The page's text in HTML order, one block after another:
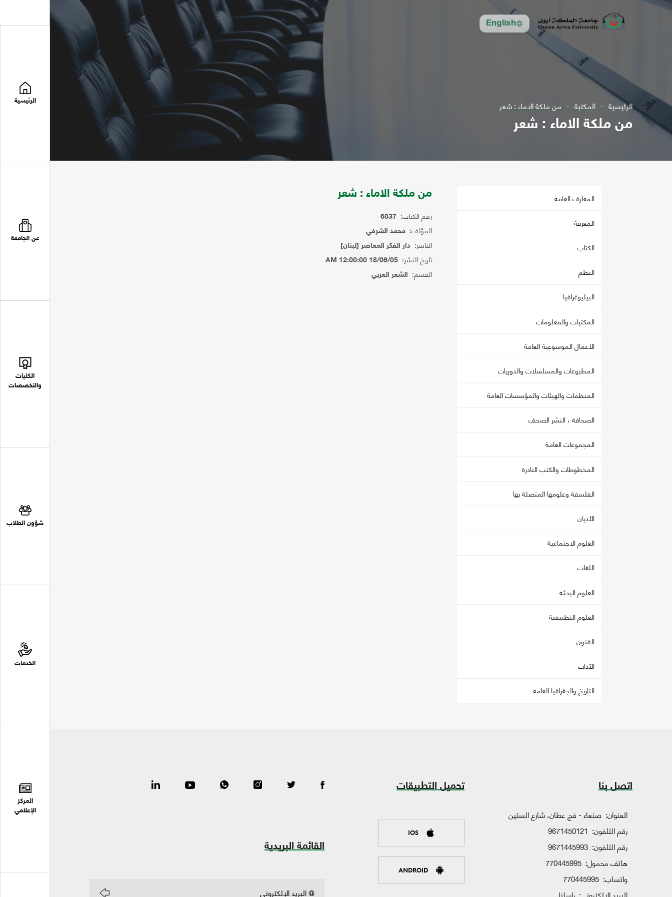
English
الرئيسية
عن الجامعة
الكليات
والتخصصات
شؤون الطلاب
الخدمات
المركز
الإعلامي
الرئيسية المكتبة من ملكة الاماء : شعر
من ملكة الاماء : شعر
المعارف العامة
المعرفة
الكتاب
النظم
البيليوغرافيا
المكتبات والمعلومات
الأعمال الموسوعية العامة
المطبوعات والمسلسلات والدوريات
المنظمات والهيئات والمؤسسات العامة
الصحافة ، النشر الصحف
المجموعات العامة
المخطوطات والكتب النادرة
الفلسفة وعلومها المتصلة بها
الأديان
العلوم الاجتماعية
اللغات
العلوم البحثة
العلوم التطبيقية
الفنون
الآداب
التاريخ والجغرافيا العامة
من ملكة الاماء : شعر
رقم الكتاب: 6837
المؤلف: محمد الشرفي
الناشر: دار الفكر المعاصر [لبنان]
تاريخ النشر: 18/06/05 12:00:00 AM
القسم: الشعر العربي
اتصل بنا
العنوان: صنعاء - فج عطان، شارع الستين
رقم التلفون: 9671450121
رقم التلفون: 9671445993
هاتف محمول: 770445995
واتساب: 770445995
تحميل التطبيقات
IOS
ANDROID
القائمة البريدية